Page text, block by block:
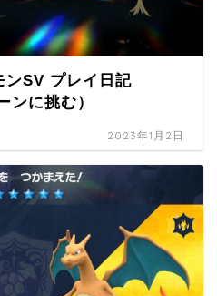
ンSV プレイ日記
ンに挑む）
2023年1月2日